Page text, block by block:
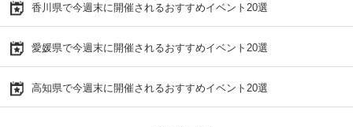
香川県で今週末に開催されるおすすめイベント20選
愛媛県で今週末に開催されるおすすめイベント20選
高知県で今週末に開催されるおすすめイベント20選